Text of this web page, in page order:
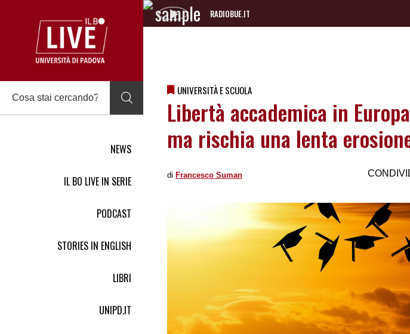
NEWS
IL BO LIVE IN SERIE
PODCAST
STORIES IN ENGLISH
LIBRI
UNIPD.IT
RADIOBUE.IT
Audio
UNIVERSITÀ E SCUOLA
Libertà accademica in
ma rischia una lenta
di Francesco Suman